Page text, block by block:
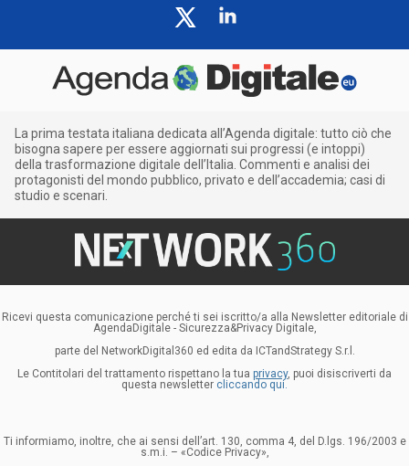
La prima testata italiana dedicata all’Agenda digitale: tutto ciò che
bisogna sapere per essere aggiornati sui progressi (e intoppi)
della trasformazione digitale dell’Italia. Commenti e analisi dei
protagonisti del mondo pubblico, privato e dell’accademia; casi di
studio e scenari.
Ricevi questa comunicazione perché ti sei iscritto/a alla Newsletter editoriale di
AgendaDigitale - Sicurezza&Privacy Digitale,
parte del NetworkDigital360 ed edita da ICTandStrategy S.r.l.
Le Contitolari del trattamento rispettano la tua privacy, puoi disiscriverti da
questa newsletter cliccando qui.
Ti informiamo, inoltre, che ai sensi dell’art. 130, comma 4, del D.lgs. 196/2003 e
s.m.i. – «Codice Privacy»,